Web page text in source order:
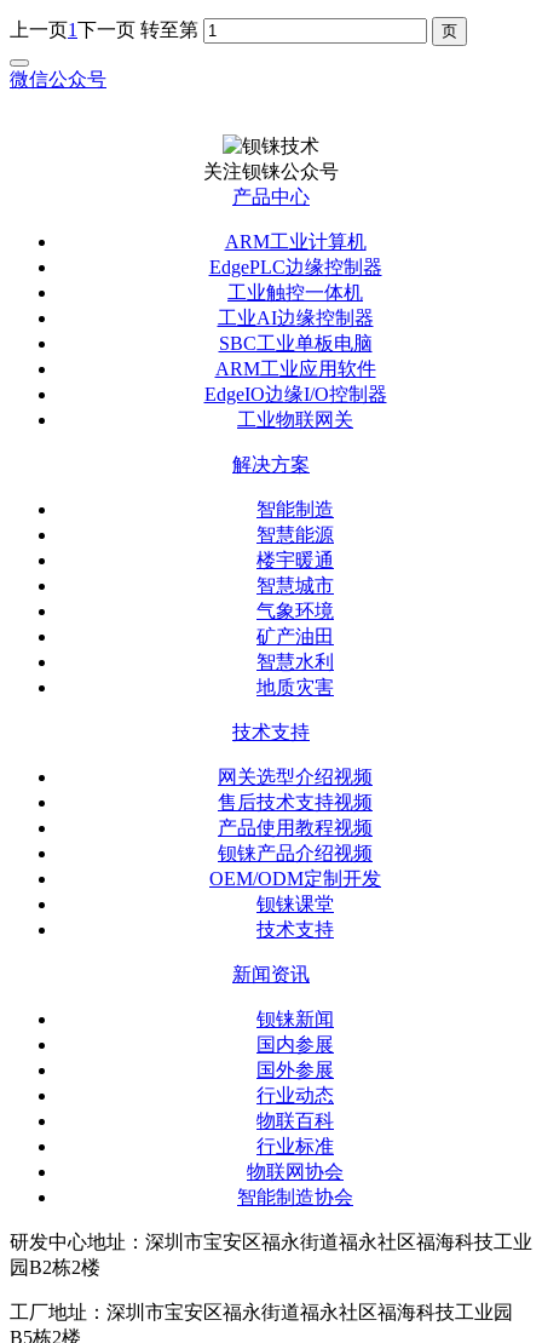
上一页1下一页 转至第
微信公众号
关注钡铼公众号
产品中心
ARM工业计算机
EdgePLC边缘控制器
工业触控一体机
工业AI边缘控制器
SBC工业单板电脑
ARM工业应用软件
EdgeIO边缘I/O控制器
工业物联网关
解决方案
智能制造
智慧能源
楼宇暖通
智慧城市
气象环境
矿产油田
智慧水利
地质灾害
技术支持
网关选型介绍视频
售后技术支持视频
产品使用教程视频
钡铼产品介绍视频
OEM/ODM定制开发
钡铼课堂
技术支持
新闻资讯
钡铼新闻
国内参展
国外参展
行业动态
物联百科
行业标准
物联网协会
智能制造协会
研发中心地址：深圳市宝安区福永街道福永社区福海科技工业
园B2栋2楼
工厂地址：深圳市宝安区福永街道福永社区福海科技工业园
B5栋2楼